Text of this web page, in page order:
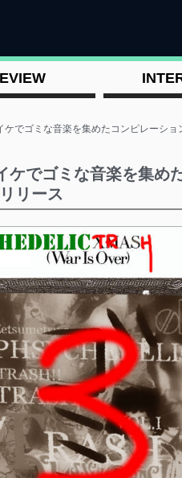
でゴミな音楽を集めたコンピレーシ
ケでゴミな音楽を集め
リース